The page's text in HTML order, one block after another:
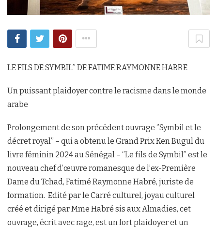
LE FILS DE SYMBIL’’ DE FATIME RAYMONNE HABRE
Un puissant plaidoyer contre le racisme dans le monde
arabe
Prolongement de son précédent ouvrage ‘’Symbil et le
décret royal’’ – qui a obtenu le Grand Prix Ken Bugul du
livre féminin 2024 au Sénégal – ‘’Le fils de Symbil’’ est le
nouveau chef d’œuvre romanesque de l’ex-Première
Dame du Tchad, Fatimé Raymonne Habré, juriste de
formation. Edité par le Carré culturel, joyau culturel
créé et dirigé par Mme Habré sis aux Almadies, cet
ouvrage, écrit avec rage, est un fort plaidoyer et un